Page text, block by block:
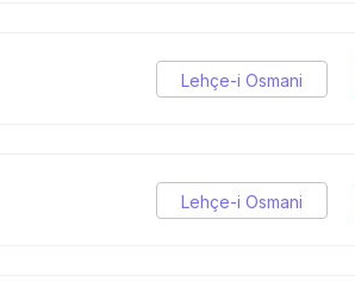
Lehçe-i Osmani
Lehçe-i Osmani